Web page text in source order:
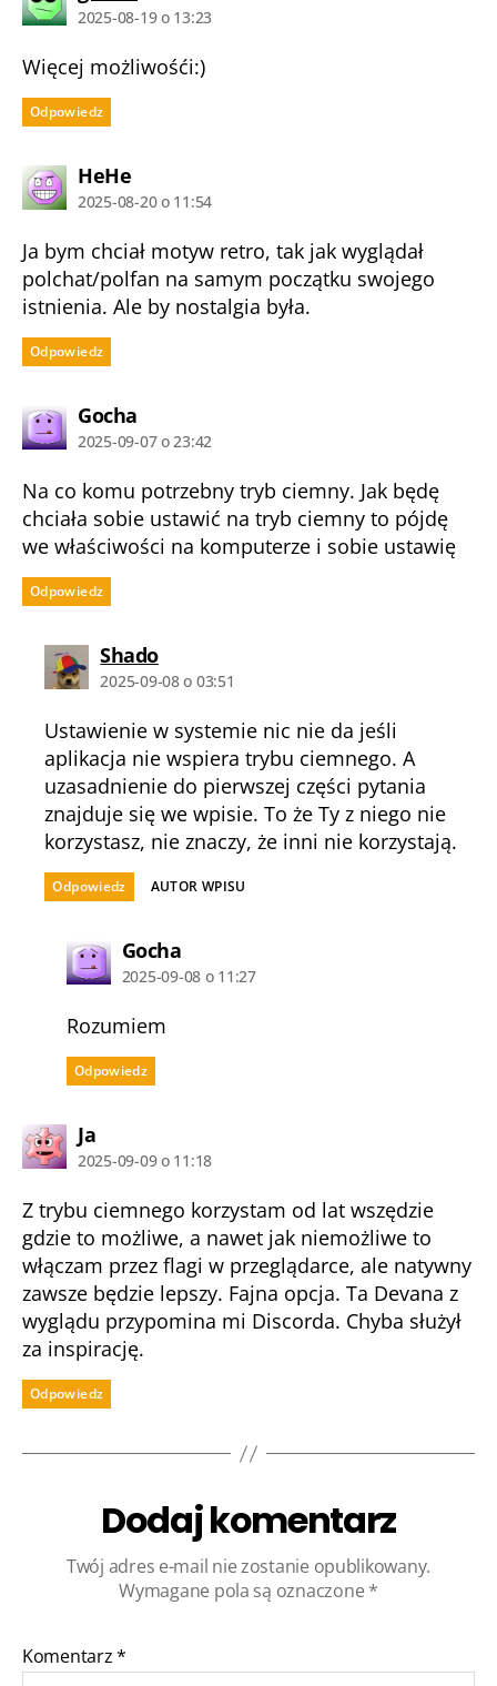
2025-08-19 o 13:23
Więcej możliwośći:)
Odpowiedz
HeHekomentarz:
2025-08-20 o 11:54
Ja bym chciał motyw retro, tak jak wyglądał
polchat/polfan na samym początku swojego
istnienia. Ale by nostalgia była.
Odpowiedz
Gochakomentarz:
2025-09-07 o 23:42
Na co komu potrzebny tryb ciemny. Jak będę
chciała sobie ustawić na tryb ciemny to pójdę
we właściwości na komputerze i sobie ustawię
Odpowiedz
Shadokomentarz:
2025-09-08 o 03:51
Ustawienie w systemie nic nie da jeśli
aplikacja nie wspiera trybu ciemnego. A
uzasadnienie do pierwszej części pytania
znajduje się we wpisie. To że Ty z niego nie
korzystasz, nie znaczy, że inni nie korzystają.
Odpowiedz AUTOR WPISU
Gochakomentarz:
2025-09-08 o 11:27
Rozumiem
Odpowiedz
Jakomentarz:
2025-09-09 o 11:18
Z trybu ciemnego korzystam od lat wszędzie
gdzie to możliwe, a nawet jak niemożliwe to
włączam przez flagi w przeglądarce, ale natywny
zawsze będzie lepszy. Fajna opcja. Ta Devana z
wyglądu przypomina mi Discorda. Chyba służył
za inspirację.
Odpowiedz
Dodaj komentarz
Twój adres e-mail nie zostanie opublikowany.
Wymagane pola są oznaczone *
Komentarz*